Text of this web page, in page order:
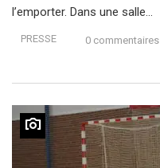
l’emporter. Dans une salle…
PRESSE 0 commentaires